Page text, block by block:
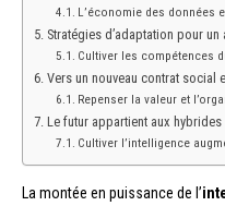
L’économie des données
Stratégies d’adaptation pour
Cultiver les compétences
Vers un nouveau contrat social
Repenser la valeur et
Le futur appartient aux hybrides
Cultiver l’intelligence
La montée en puissance de l’